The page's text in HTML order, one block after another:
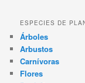
ESPECIES DE
Árboles
Arbustos
Carnívoras
Flores